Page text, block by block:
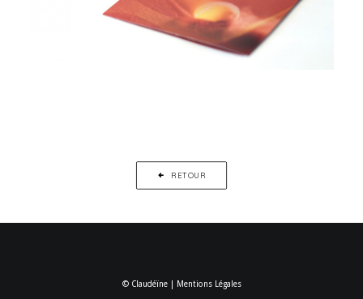
RETOUR
© Claudéïne | Mentions Légales